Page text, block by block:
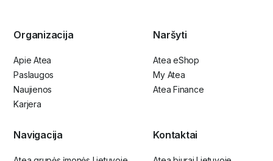
Organizacija
Apie Atea
Paslaugos
Naujienos
Karjera
Naršyti
Atea eShop
My Atea
Atea Finance
Navigacija Kontaktai